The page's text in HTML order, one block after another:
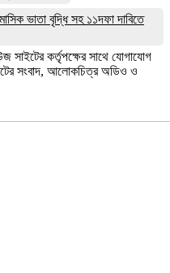
ভাতা বৃদ্ধি সহ ১১দফা দাবিতে
সাইটের কর্তৃপক্ষের সাথে যোগাযোগ
সংবাদ, আলোকচিত্র অডিও ও